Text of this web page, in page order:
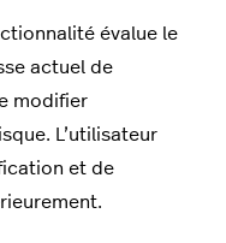
évalue le
actuel de
modifier
L’utilisateur
et de